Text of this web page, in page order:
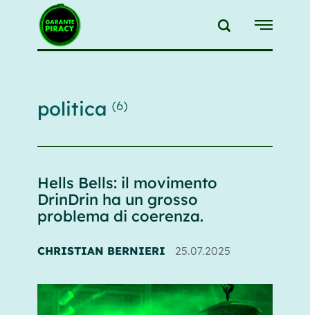
{{feedLink}}
politica (6)
Hells Bells: il movimento
DrinDrin ha un grosso
problema di coerenza.
CHRISTIAN BERNIERI 25.07.2025